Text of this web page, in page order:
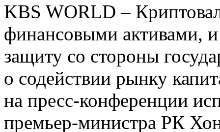
KBS WORLD –
финансовыми активами,
защиту со стороны
о содействии рынку
на пресс-конференции
премьер-министра РК